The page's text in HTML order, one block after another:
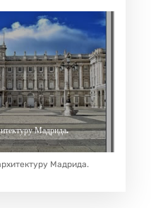
Мадрида.
Мадрида.